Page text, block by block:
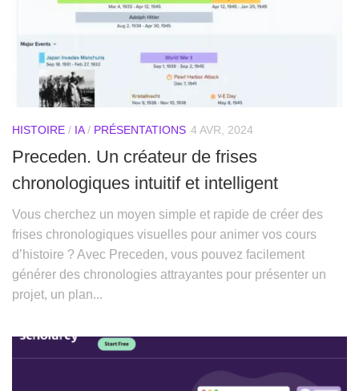
HISTOIRE / IA/ PRÉSENTATIONS 4 AVR, 2024
Preceden. Un créateur de frises
chronologiques intuitif et intelligent
Vous cherchez un moyen simple et rapide de créer des
frises chronologiques visuelles pour animer vos cours
d’histoire ? Avec Preceden, vous pouvez facilement
générer des chronologies attrayantes pour présenter un
projet, un plan...